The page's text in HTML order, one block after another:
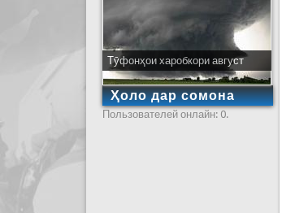
Тӯфонҳои харобкори август
Ҳоло дар сомона
Пользователей онлайн: 0.